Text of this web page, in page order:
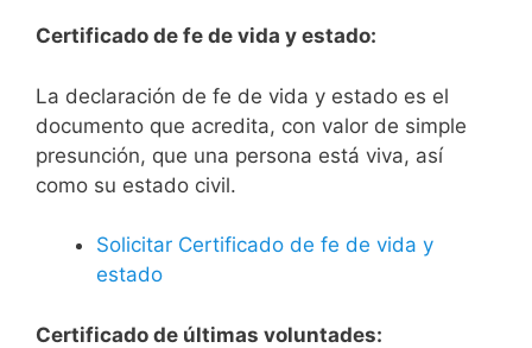
Certificado de fe de vida y estado:
La declaración de fe de vida y estado es el
documento que acredita, con valor de simple
presunción, que una persona está viva, así
como su estado civil.
Solicitar Certificado de fe de vida y
estado
Certificado de últimas voluntades: